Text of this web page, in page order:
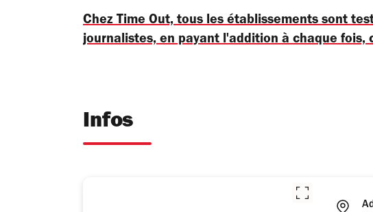
Chez Time Out, tous les établissements sont
journalistes, en payant l'addition à chaque fois,
Infos